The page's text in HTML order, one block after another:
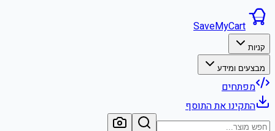
SaveMyCart
קניות
מבצעים ומידע
מפתחים
התקינו את התוסף